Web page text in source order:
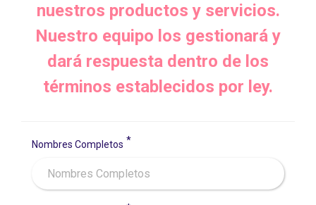
nuestros productos y servicios.
Nuestro equipo los gestionará y
dará respuesta dentro de los
términos establecidos por ley.
Nombres Completos